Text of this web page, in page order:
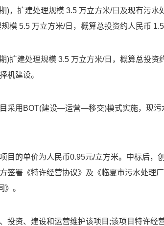
)，扩建处理规模 3.5 万立方米/日及现有污水
模 5.5 万立方米/日，概算总投资约人民币
)扩建处理规模 3.5 万立方米/日，概算总投资
机建设。
采用BOT(建设—运营—移交)模式实施，现
目的单价为人民币0.95元/立方米。中标后，
签署《特许经营协议》及《临夏市污水处理
。
投资、建设和运营维护该项目;该项目特许经